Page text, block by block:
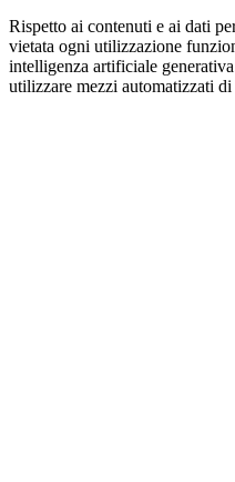
Rispetto ai contenuti e ai dati
vietata ogni utilizzazione
intelligenza artificiale
utilizzare mezzi automatizzati di